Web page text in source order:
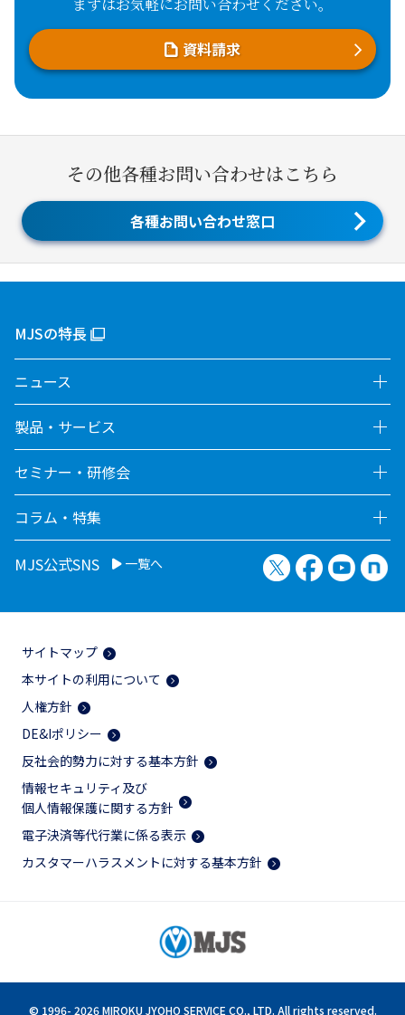
まずはお気軽にお問い合わせください。
資料請求
その他各種お問い合わせはこちら
各種お問い合わせ窓口
MJSの特長
ニュース
製品・サービス
セミナー・研修会
コラム・特集
MJS公式SNS 一覧へ X（旧Twitter）
Facebook
サイトマップ
本サイトの利用について
人権方針
DE&Iポリシー
反社会的勢力に対する基本方針
情報セキュリティ及び
個人情報保護に関する方針
電子決済等代行業に係る表示
カスタマーハラスメントに対する基本方針
© 1996- 2026 MIROKU JYOHO SERVICE CO., LTD. All rights reserved.